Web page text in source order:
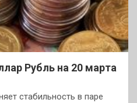
Рубль на 20 марта
стабильность в паре